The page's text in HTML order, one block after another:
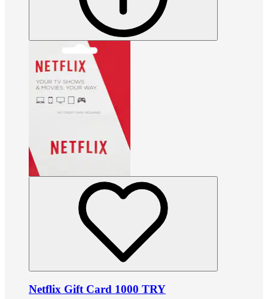
Netflix Gift Card 1000 TRY